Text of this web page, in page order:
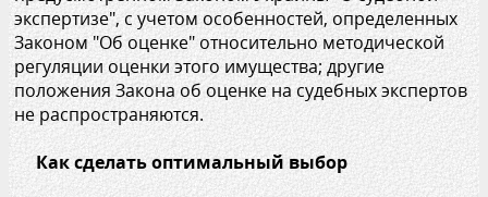
экспертизе", с учетом особенностей, определенных
Законом "Об оценке" относительно методической
регуляции оценки этого имущества; другие
положения Закона об оценке на судебных экспертов
не распространяются.
Как сделать оптимальный выбор